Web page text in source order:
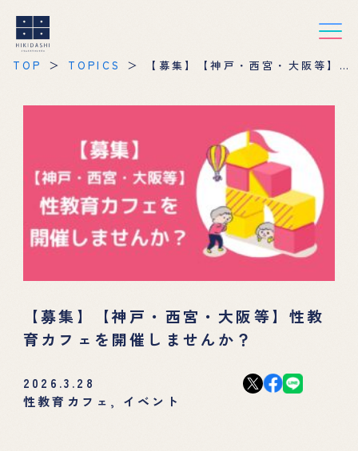
TOP TOPICS
【募集】【神戸・西宮・大阪等】性
【募集】【神戸・西宮・大阪等】性教
育カフェを開催しませんか？
2026.3.28
性教育カフェ , イベント